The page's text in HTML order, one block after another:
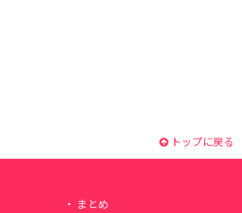
トップに戻る
まとめ